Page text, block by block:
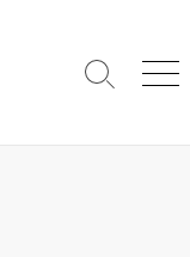
検
メ